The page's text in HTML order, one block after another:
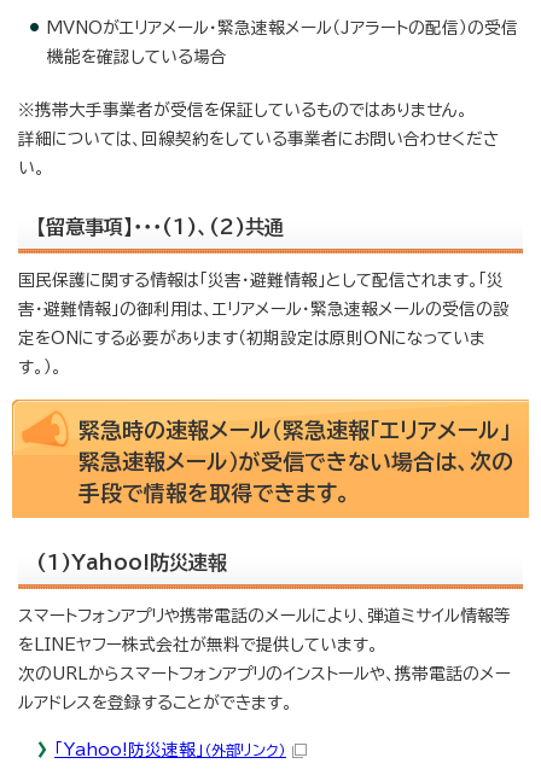
MVNOがエリアメール・緊急速報メール（Jアラートの配信）の受信
機能を確認している場合
※携帯大手事業者が受信を保証しているものではありません。
詳細については、回線契約をしている事業者にお問い合わせくださ
い。
【留意事項】・・・(1)、(2)共通
国民保護に関する情報は「災害・避難情報」として配信されます。「災
害・避難情報」の御利用は、エリアメール・緊急速報メールの受信の設
定をONにする必要があります（初期設定は原則ONになっていま
す。）。
緊急時の速報メール（緊急速報「エリアメール」
緊急速報メール）が受信できない場合は、次の
手段で情報を取得できます。
(1)Yahoo!防災速報
スマートフォンアプリや携帯電話のメールにより、弾道ミサイル情報等
をLINEヤフー株式会社が無料で提供しています。
次のURLからスマートフォンアプリのインストールや、携帯電話のメー
ルアドレスを登録することができます。
「Yahoo!防災速報」 （外部リンク）